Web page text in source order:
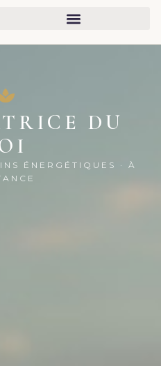
DU
ÉNERGÉTIQUES · À